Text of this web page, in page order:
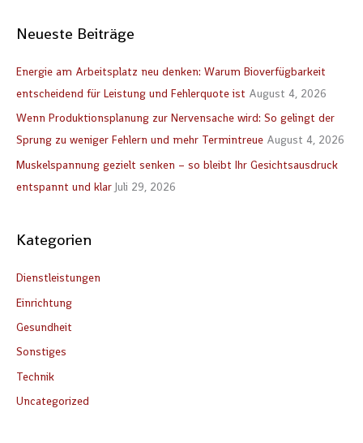
h
h
:
Neueste Beiträge
Energie am Arbeitsplatz neu denken: Warum Bioverfügbarkeit
entscheidend für Leistung und Fehlerquote ist August 4, 2026
Wenn Produktionsplanung zur Nervensache wird: So gelingt der
Sprung zu weniger Fehlern und mehr Termintreue August 4, 2026
Muskelspannung gezielt senken – so bleibt Ihr Gesichtsausdruck
entspannt und klar Juli 29, 2026
Kategorien
Dienstleistungen
Einrichtung
Gesundheit
Sonstiges
Technik
Uncategorized